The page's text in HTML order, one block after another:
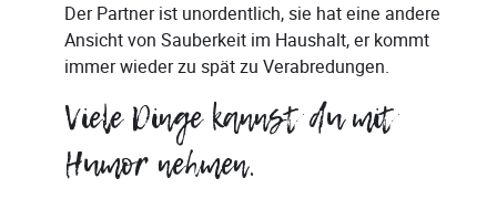
Der Partner ist unordentlich, sie hat eine andere
Ansicht von Sauberkeit im Haushalt, er kommt
immer wieder zu spät zu Verabredungen.
Viele Dinge kannst du mit
Humor nehmen.